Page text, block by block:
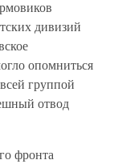
дивизий
опомниться
группой
отвод
фронта